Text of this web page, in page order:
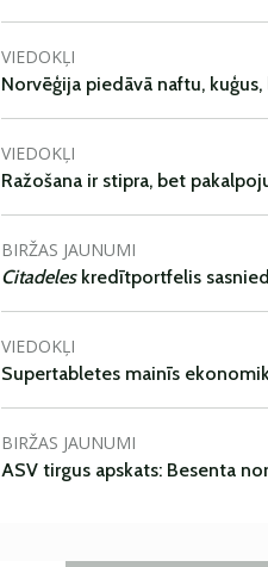
VIEDOKĻI
Norvēģija piedāvā naftu,
VIEDOKĻI
Ražošana ir stipra, bet
BIRŽAS JAUNUMI
Citadeleskredītportfelis
VIEDOKĻI
Supertabletes mainīs
BIRŽAS JAUNUMI
ASV tirgus apskats: Besenta